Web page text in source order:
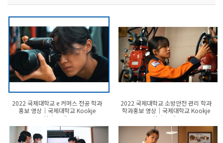
2022 국제대학교 e 커머스 전공 학과
홍보 영상│국제대학교 Kookje
University
2022 국제대학교 소방안전 관리 학과
학과홍보 영상│국제대학교 Kookje
University